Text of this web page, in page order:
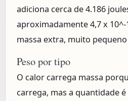
adiciona cerca de 4.186
aproximadamente4,7 x
massa extra, muito
Peso por tipo
O calor carrega massa
carrega, mas a quantidade